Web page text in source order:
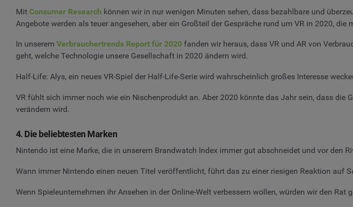
Mit Consumer Research können wir in nur wenigen Minuten sehen, dass bezahlbare und
Angebote werden als teuer angesehen, aber ein Großteil der Gespräche rund um VR in 2020,
In unserem Verbrauchertrends Report für 2020 fanden wir heraus, dass VR und AR von
geht, welche Technologie unsere Gesellschaft in 2020 ändern wird.
Half-Life: Alys, ein neues VR-Spiel der Half-Life-Serie wird wahrscheinlich großes Interesse
VR fühlt sich immer noch wie ein Nischenprodukt an. Aber 2020 könnte das Jahr sein, dass die
verändern wird.
4. Die beliebtesten Marken
Nintendo ist eine Marke, die in unserem Brandwatch Index immer gut abschneidet und vor den
Wann immer Nintendo einen neuen Titel veröffentlicht, führt das zu einer riesigen Reaktion auf
Wenn Spieleunternehmen ihr Ansehen in der Online-Welt verbessern wollen, würden wir den Rat